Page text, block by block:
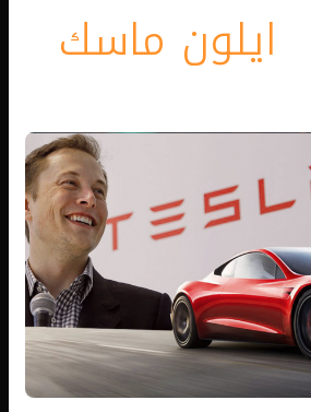
ايلون ماسك